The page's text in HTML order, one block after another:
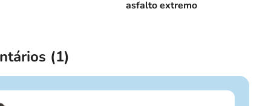
asfalto extremo
(1)